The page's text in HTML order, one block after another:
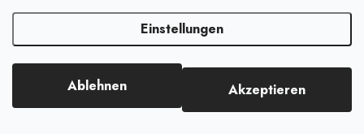
Einstellungen
Ablehnen Akzeptieren
Bedingungen und Konditionen
Datenschutzbestimmungen
Registrierung
Bestellhistorie
. Alle Rechte vorbehalten.